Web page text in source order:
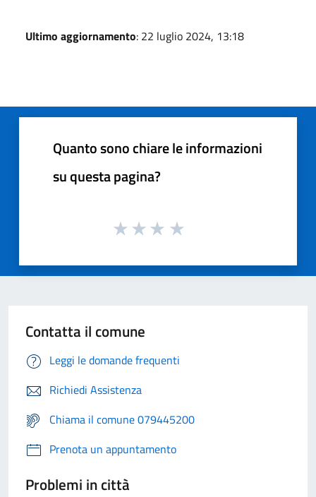
Ultimo aggiornamento: 22 luglio 2024, 13:18
Quanto sono chiare le informazioni
su questa pagina?
Contatta il comune
Leggi le domande frequenti
Richiedi Assistenza
Chiama il comune 079445200
Prenota un appuntamento
Problemi in città